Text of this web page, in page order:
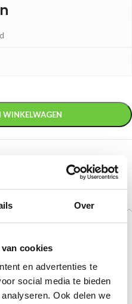
Over
cookies
en advertenties te
social media te bieden
Ook delen we
WINKELWAGEN
zilver en brons – D112A